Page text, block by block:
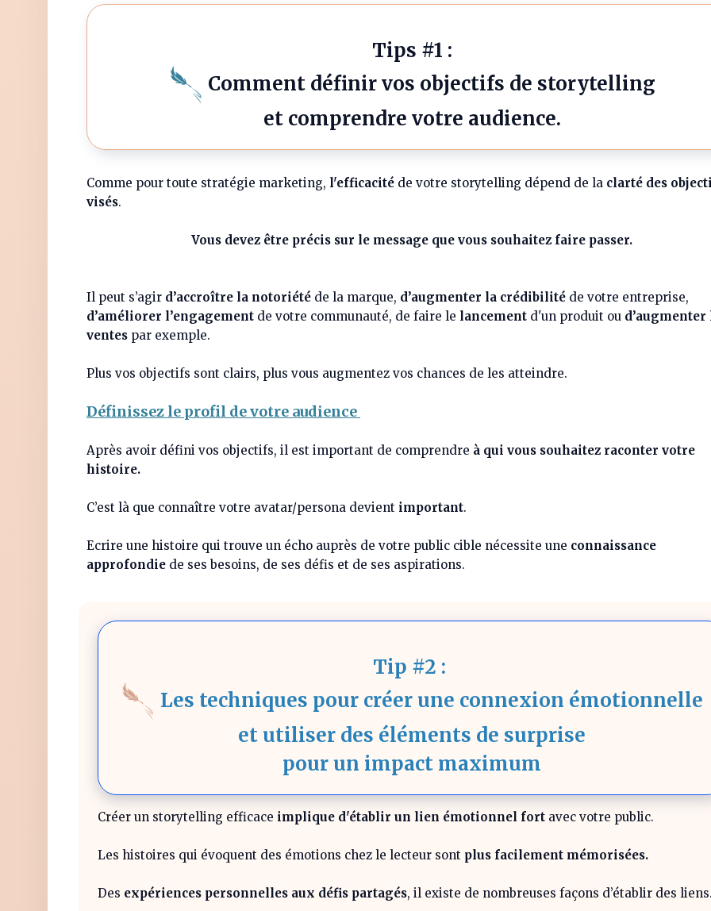
Tips #1 :
Comment définir vos objectifs de storytelling
et comprendre votre audience.
Comme pour toute stratégie marketing, l'efficacité de votre storytelling dépend de la clarté des
visés.
Vous devez être précis sur le message que vous souhaitez faire passer.
Il peut s’agir d’accroître la notoriété de la marque, d’augmenter la crédibilité de votre entreprise,
d’améliorer l’engagement de votre communauté, de faire le lancement d'un produit ou d’augmenter
ventes par exemple.
Plus vos objectifs sont clairs, plus vous augmentez vos chances de les atteindre.
Définissez le profil de votre audience
Après avoir défini vos objectifs, il est important de comprendre à qui vous souhaitez raconter votre
histoire.
C’est là que connaître votre avatar/persona devient important.
Ecrire une histoire qui trouve un écho auprès de votre public cible nécessite une connaissance
approfondie de ses besoins, de ses défis et de ses aspirations.
Tip #2 :
Les techniques pour créer une connexion émotionnelle
et utiliser des éléments de surprise
pour un impact maximum
Créer un storytelling efficace implique d'établir un lien émotionnel fort avec votre public.
Les histoires qui évoquent des émotions chez le lecteur sont plus facilement mémorisées.
Des expériences personnelles aux défis partagés, il existe de nombreuses façons d’établir des